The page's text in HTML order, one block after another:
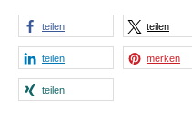
teilen teilen
teilen merken
teilen